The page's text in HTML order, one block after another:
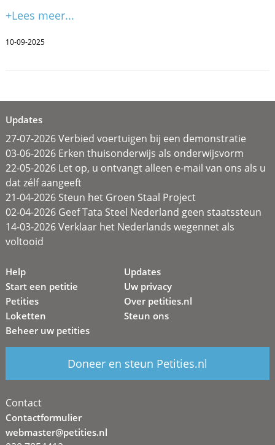
+Lees meer...
10-09-2025
Updates
27-07-2026 Verbied voertuigen bij een demonstratie
03-06-2026 Erken thuisonderwijs als onderwijsvorm
22-05-2026 Let op, u ontvangt alleen e-mail van ons als u
dat zélf aangeeft
21-04-2026 Steun het Groen Staal Project
02-04-2026 Geef Tata Steel Nederland geen staatssteun
14-03-2026 Verklaar het Nederlands wegennet als
voltooid
Help
Start een petitie
Petities
Loketten
Beheer uw petities
Updates
Uw privacy
Over petities.nl
Steun ons
Doneer en steun Petities.nl
Contact
Contactformulier
webmaster@petities.nl